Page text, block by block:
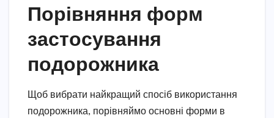
Порівняння форм
застосування
подорожника
Щоб вибрати найкращий спосіб використання
подорожника, порівняймо основні форми в